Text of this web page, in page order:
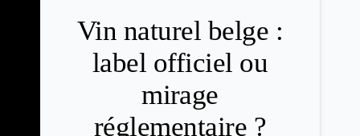
Vin naturel belge :
label officiel ou
mirage
réglementaire ?